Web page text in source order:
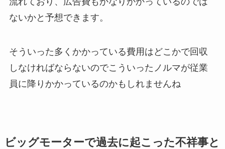
ないかと予想できます。
そういった多くかかっている費用はどこかで回収
しなければならないのでこういったノルマが従業
員に降りかかっているのかもしれませんね
ビッグモーターで過去に起こった不祥事と